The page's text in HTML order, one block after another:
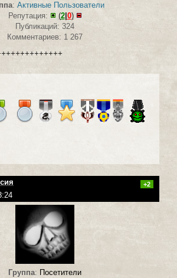
: Активные Пользователи
Репутация:
(2| 0)
Публикаций: 324
Комментариев: 1 267
+2
Группа: Посетители